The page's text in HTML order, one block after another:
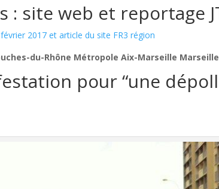
: site web et reportage
2017 et article du site FR3 région
du-Rhône Métropole Aix-Marseille Marseille
pour “une